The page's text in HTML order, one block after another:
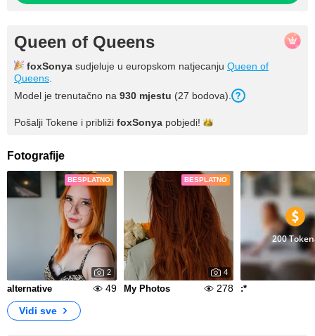
Queen of Queens
foxSonya sudjeluje u europskom natjecanju Queen of
Queens
Model je trenutačno na 930 mjestu (27 bodova).
Pošalji Tokene i približi foxSonya pobjedi!
Fotografije
BESPLATNO
2
alternative 49
BESPLATNO
4
My Photos 278
200
:*
Vidi sve